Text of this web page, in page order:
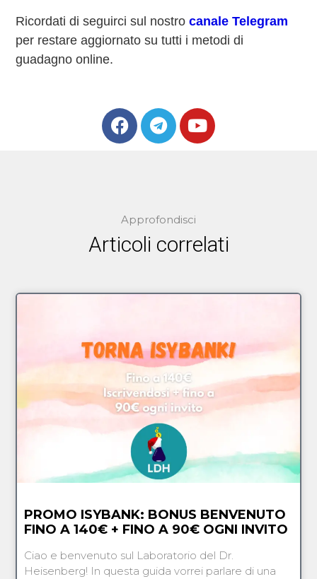
Ricordati di seguirci sul nostrocanale Telegram
per restare aggiornato su tutti i metodi di
guadagno online.
Approfondisci
Articoli correlati
PROMO ISYBANK: BONUS BENVENUTO
FINO A 140€ + FINO A 90€ OGNI INVITO
Ciao e benvenuto sul Laboratorio del Dr.
Heisenberg! In questa guida vorrei parlare di una